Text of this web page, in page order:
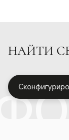
НАЙТИ